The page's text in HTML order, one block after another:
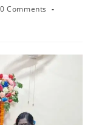
0 Comments